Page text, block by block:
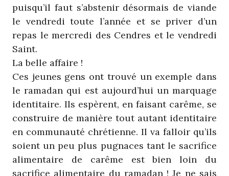
puisqu’il faut s’abstenir désormais de viande
le vendredi toute l’année et se priver d’un
repas le mercredi des Cendres et le vendredi
Saint.
La belle affaire !
Ces jeunes gens ont trouvé un exemple dans
le ramadan qui est aujourd’hui un marquage
identitaire. Ils espèrent, en faisant carême, se
construire de manière tout autant identitaire
en communauté chrétienne. Il va falloir qu’ils
soient un peu plus pugnaces tant le sacrifice
alimentaire de carême est bien loin du
sacrifice alimentaire du ramadan ! Je ne sais